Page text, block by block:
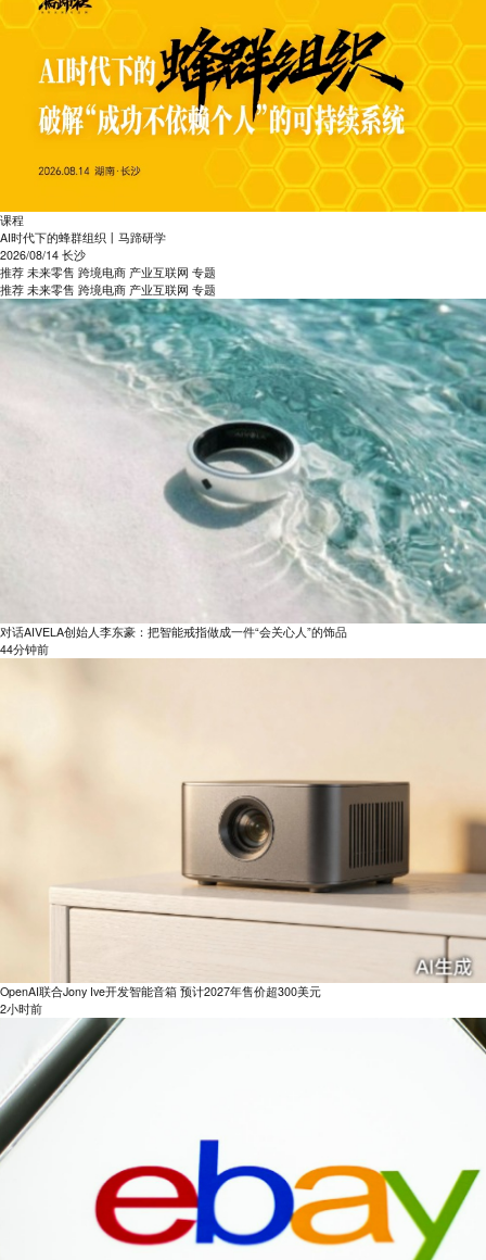
课程
AI时代下的蜂群组织丨马蹄研学
2026/08/14 长沙
推荐 未来零售 跨境电商 产业互联网 专题
推荐 未来零售 跨境电商 产业互联网 专题
对话AIVELA创始人李东豪：把智能戒指做成一件“会关心人”的饰品
44分钟前
OpenAI联合Jony Ive开发智能音箱 预计2027年售价超300美元
2小时前